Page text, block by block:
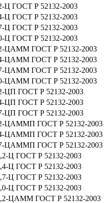
Ц ГОСТ Р 52132-2003
Ц ГОСТ Р 52132-2003
Ц ГОСТ Р 52132-2003
Ц ГОСТ Р 52132-2003
ЦАММ ГОСТ Р 52132-2003
ЦАММ ГОСТ Р 52132-2003
ЦАММ ГОСТ Р 52132-2003
ЦАММ ГОСТ Р 52132-2003
ЦП ГОСТ Р 52132-2003
ЦП ГОСТ Р 52132-2003
ЦП ГОСТ Р 52132-2003
ЦАММП ГОСТ Р 52132-2003
ЦАММП ГОСТ Р 52132-2003
ЦАММП ГОСТ Р 52132-2003
Ц ГОСТ Р 52132-2003
Ц ГОСТ Р 52132-2003
Ц ГОСТ Р 52132-2003
Ц ГОСТ Р 52132-2003
ЦАММ ГОСТ Р 52132-2003